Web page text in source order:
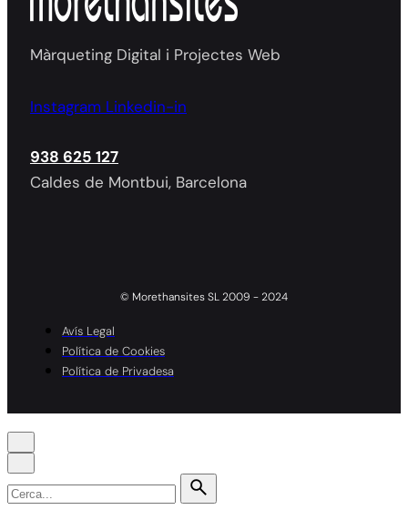
Màrqueting Digital i Projectes Web
Instagram Linkedin-in
938 625 127
Caldes de Montbui, Barcelona
© Morethansites SL 2009 - 2024
Avís Legal
Política de Cookies
Política de Privadesa
Search
for